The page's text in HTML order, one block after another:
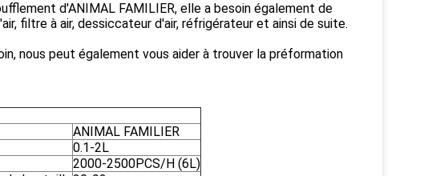
d'ANIMAL FAMILIER, elle a besoin également de
filtre à air, dessiccateur d'air, réfrigérateur et ainsi de suite.
nous peut également vous aider à trouver la préformation
ANIMAL FAMILIER
0.1-2L
2000-2500PCS/H (6L)